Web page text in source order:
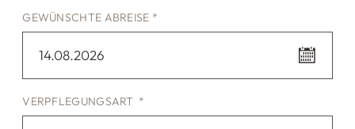
GEWÜNSCHTE ABREISE *
14.08.2026
VERPFLEGUNGSART *